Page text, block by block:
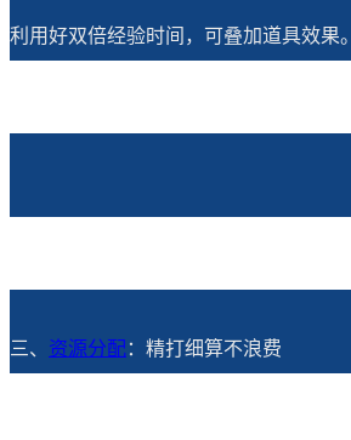
利用好双倍经验时间，可叠加道具效果。
三、 资源分配：精打细算不浪费